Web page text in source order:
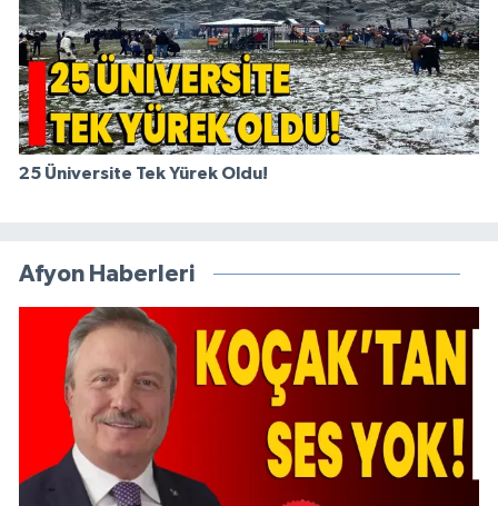
25 Üniversite Tek Yürek Oldu!
Afyon Haberleri